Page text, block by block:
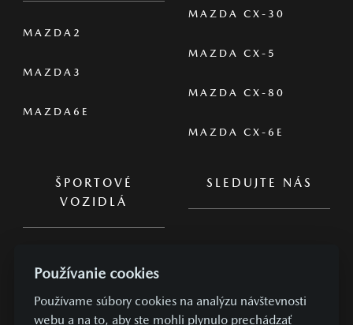
MAZDA2
MAZDA3
MAZDA6E
MAZDA CX-30
MAZDA CX-5
MAZDA CX-80
MAZDA CX-6E
ŠPORTOVÉ
VOZIDLÁ
MAZDA MX-5 RF
SLEDUJTE NÁS
Používanie cookies
Používame súbory cookies na analýzu návštevnosti
webu a na to, aby ste mohli plynulo prechádzať